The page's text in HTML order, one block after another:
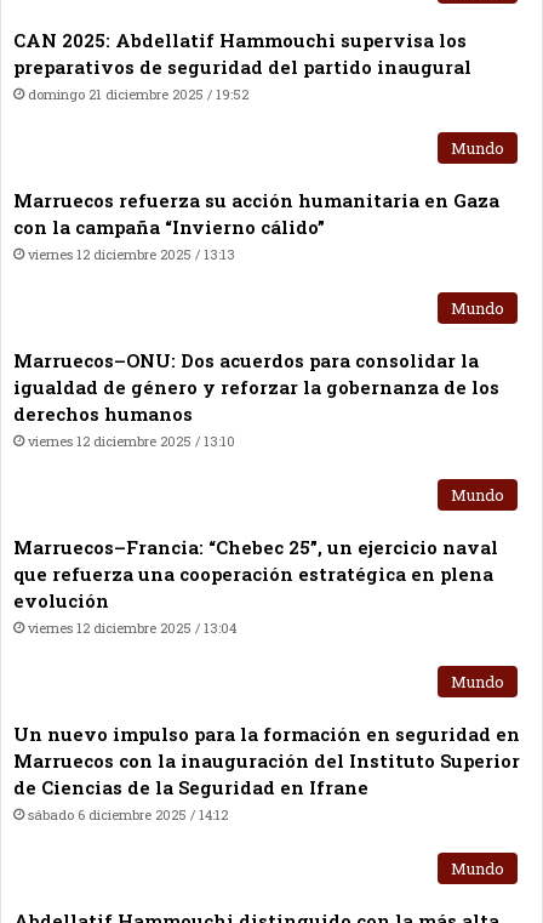
CAN 2025: Abdellatif Hammouchi supervisa los
preparativos de seguridad del partido inaugural
domingo 21 diciembre 2025 / 19:52
Mundo
Marruecos refuerza su acción humanitaria en Gaza
con la campaña “Invierno cálido”
viernes 12 diciembre 2025 / 13:13
Mundo
Marruecos–ONU: Dos acuerdos para consolidar la
igualdad de género y reforzar la gobernanza de los
derechos humanos
viernes 12 diciembre 2025 / 13:10
Mundo
Marruecos–Francia: “Chebec 25”, un ejercicio naval
que refuerza una cooperación estratégica en plena
evolución
viernes 12 diciembre 2025 / 13:04
Mundo
Un nuevo impulso para la formación en seguridad en
Marruecos con la inauguración del Instituto Superior
de Ciencias de la Seguridad en Ifrane
sábado 6 diciembre 2025 / 14:12
Mundo